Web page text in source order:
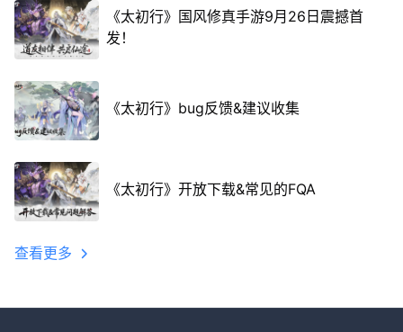
《太初行》国风修真手游9月26日震撼首
发！
《太初行》bug反馈&建议收集
《太初行》开放下载&常见的FQA
查看更多